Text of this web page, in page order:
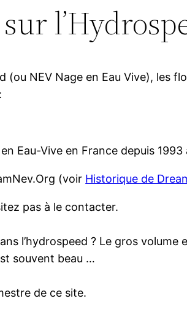
(ou NEV Nage en Eau Vive),
Eau-Vive en France depuis
(voir Historique de
pas à le contacter.
l’hydrospeed ? Le gros
souvent beau …
de ce site.